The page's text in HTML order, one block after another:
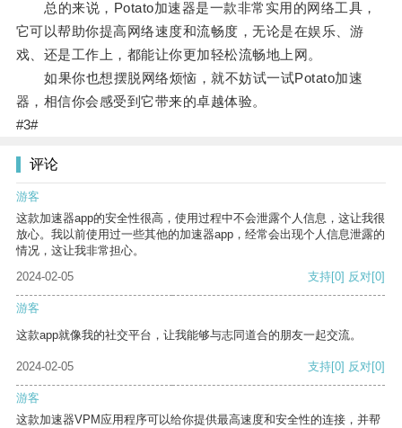
总的来说，Potato加速器是一款非常实用的网络工具，
它可以帮助你提高网络速度和流畅度，无论是在娱乐、游
戏、还是工作上，都能让你更加轻松流畅地上网。
如果你也想摆脱网络烦恼，就不妨试一试Potato加速
器，相信你会感受到它带来的卓越体验。
#3#
评论
游客
这款加速器app的安全性很高，使用过程中不会泄露个人信息，这让我很
放心。我以前使用过一些其他的加速器app，经常会出现个人信息泄露的
情况，这让我非常担心。
2024-02-05
支持[0] 反对[0]
游客
这款app就像我的社交平台，让我能够与志同道合的朋友一起交流。
2024-02-05 支持[0] 反对[0]
游客
这款加速器VPM应用程序可以给你提供最高速度和安全性的连接，并帮